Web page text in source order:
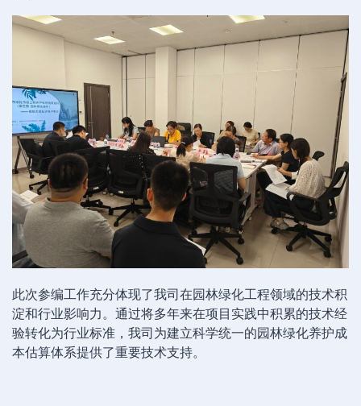
此次参编工作充分体现了我司在园林绿化工程领域的技术积
淀和行业影响力。通过将多年来在项目实践中积累的技术经
验转化为行业标准，我司为建立科学统一的园林绿化养护成
本估算体系提供了重要技术支持。